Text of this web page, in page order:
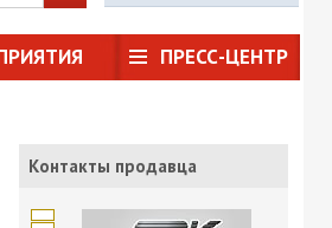
ПРЕСС-ЦЕНТР
Контакты продавца